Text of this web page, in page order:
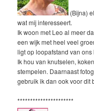
(Bijna)
wat mij interesseert.
Ik woon met Leo al meer
een wijk met heel veel
ligt op loopafstand van ons
Ik hou van knutselen,
stempelen. Daarnaast
gebruik ik dan ook voor dit
**********************